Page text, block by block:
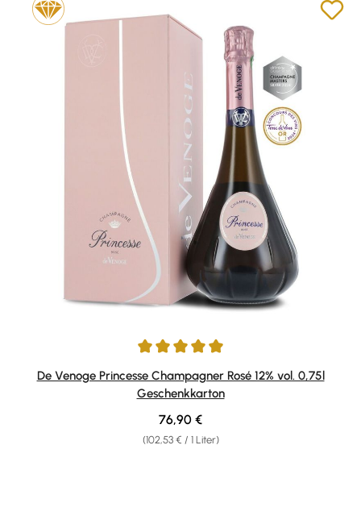
Durchschnittliche Bewertung von 5 von 5 Sternen
De Venoge Princesse Champagner Rosé 12% vol. 0,75l
Geschenkkarton
(102,53 € / 1 Liter)
Regulärer Preis:
76,90 €